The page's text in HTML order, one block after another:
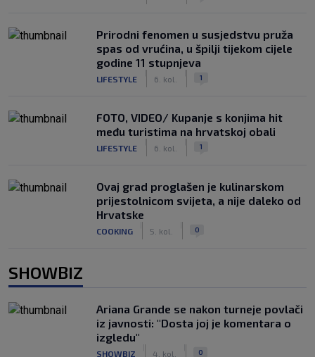
Prirodni fenomen u susjedstvu pruža
spas od vrućina, u špilji tijekom cijele
godine 11 stupnjeva
LIFESTYLE 6. kol. 1
FOTO, VIDEO/ Kupanje s konjima hit
među turistima na hrvatskoj obali
LIFESTYLE 6. kol. 1
Ovaj grad proglašen je kulinarskom
prijestolnicom svijeta, a nije daleko od
Hrvatske
COOKING 5. kol. 0
SHOWBIZ
Ariana Grande se nakon turneje povlači
iz javnosti: "Dosta joj je komentara o
izgledu"
SHOWBIZ 4. kol. 0